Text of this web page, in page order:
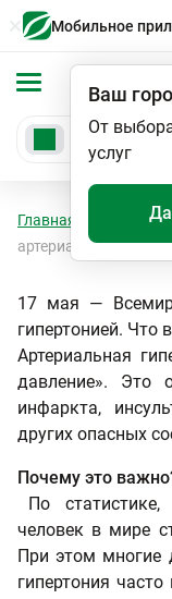
Мобильное
Ваш
От
услуг
Да
Главная Статьи
артериальной
17 мая —
гипертонией. Что
Артериальная
давление». Это
инфаркта,
других опасных
Почему это
По
человек в мире
При этом многие
гипертония